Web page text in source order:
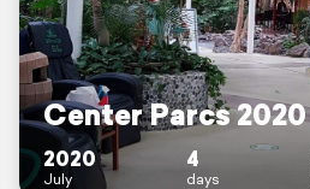
Center Parcs 2020
2020
July
4
days